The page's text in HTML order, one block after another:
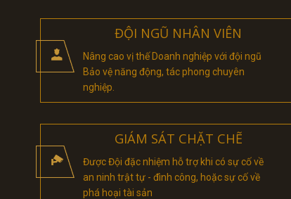
ĐỘI NGŨ NHÂN VIÊN
Nâng cao vị thế Doanh nghiệp với đội ngũ
Bảo vệ năng động, tác phong chuyên
nghiệp.
GIÁM SÁT CHẶT CHẼ
Được Đội đặc nhiệm hỗ trợ khi có sự cố về
an ninh trật tự - đình công, hoặc sự cố về
phá hoại tài sản